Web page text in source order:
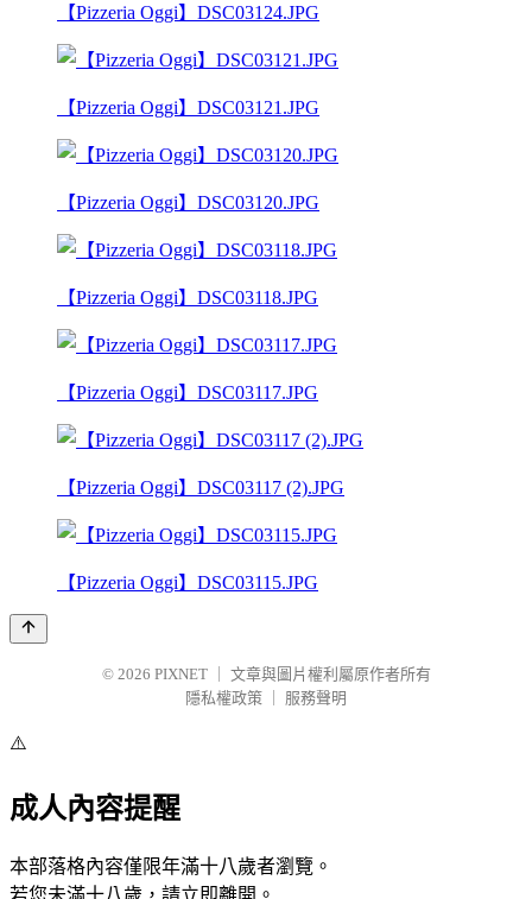
【Pizzeria Oggi】DSC03124.JPG
【Pizzeria Oggi】DSC03121.JPG
【Pizzeria Oggi】DSC03120.JPG
【Pizzeria Oggi】DSC03118.JPG
【Pizzeria Oggi】DSC03117.JPG
【Pizzeria Oggi】DSC03117 (2).JPG
【Pizzeria Oggi】DSC03115.JPG
© 2026 PIXNET
文章與圖片權利屬原作者所有
隱私權政策
服務聲明
⚠️
成人內容提醒
本部落格內容僅限年滿十八歲者瀏覽。
若您未滿十八歲，請立即離開。